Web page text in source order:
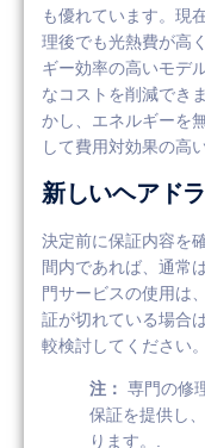
も優れています。現
理後でも光熱費が高
ギー効率の高いモデ
なコストを削減でき
かし、エネルギーを
して費用対効果の高
新しいヘアド
決定前に保証内容を
間内であれば、通常
門サービスの使用は
証が切れている場合
較検討してください。.
注： 専門の修
保証を提供し
ります。.